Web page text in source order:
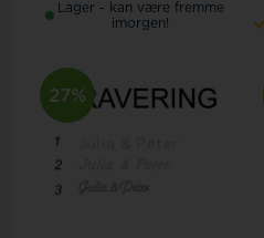
Lager - kan være fremme
imorgen!
27%